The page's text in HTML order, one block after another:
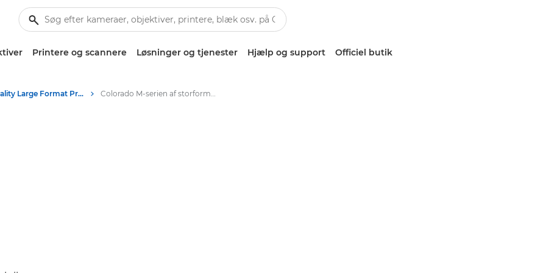
Printere og scannere Løsninger og tjenester Hjælp og support Officiel butik
High-Quality Large Format Printers for CAD/GIS and Stunning Graphics Colorado M-serien af storformatprintere: Præcision og hastighed